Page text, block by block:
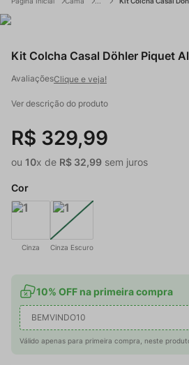
Kit Colcha Casal Döhler Piquet
Clique e veja!
Ver descrição do produto
R$ 329,99
ou 10x de R$ 32,99 sem juros
Cor
Cinza Cinza Escuro
10% OFF na primeira compra
BEMVINDO10
Válido apenas para primeira compra, neste